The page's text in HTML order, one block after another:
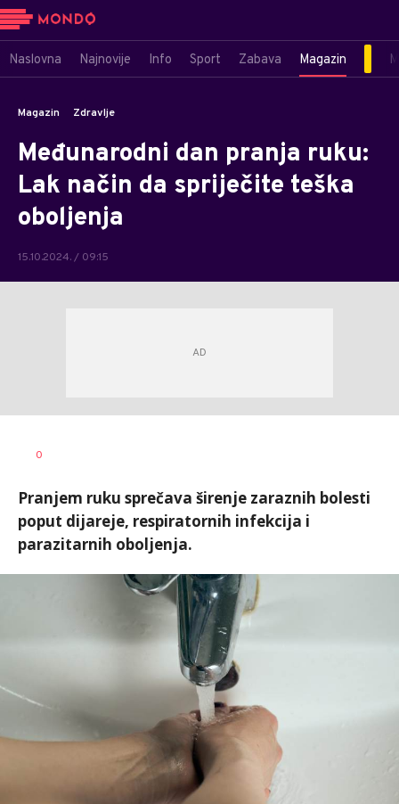
Naslovna Najnovije Info Sport Zabava Magazin
Magazin Zdravlje
Međunarodni dan pranja ruku:
Lak način da spriječite teška
oboljenja
15.10.2024. / 09:15
AUTOR
0
Pranjem ruku sprečava širenje zaraznih bolesti
poput dijareje, respiratornih infekcija i
parazitarnih oboljenja.